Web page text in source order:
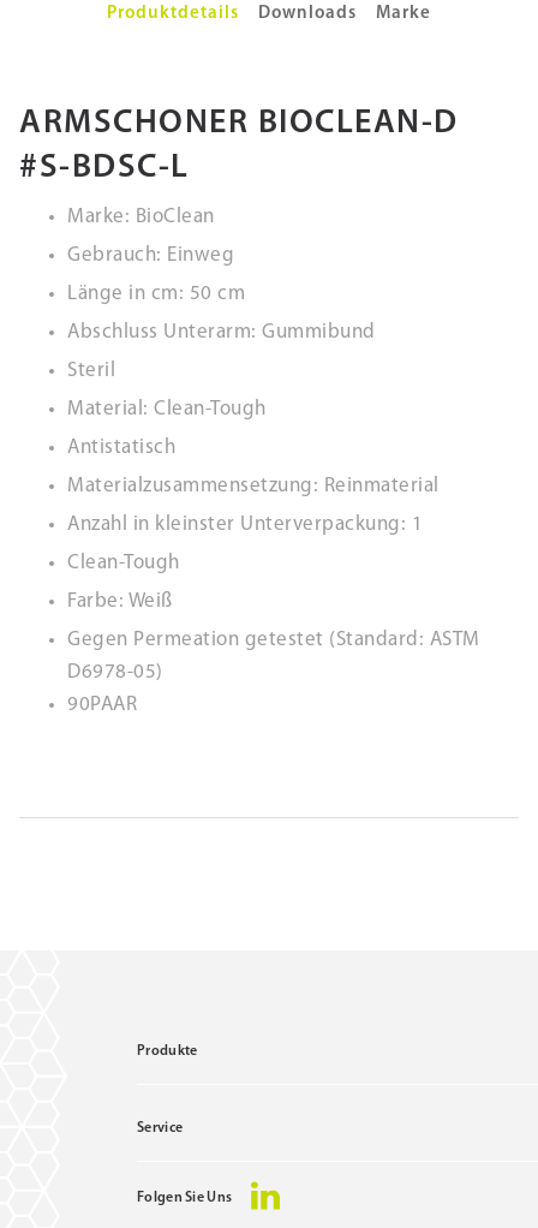
Produktdetails Downloads Marke
ARMSCHONER BIOCLEAN-D
#S-BDSC-L
Marke: BioClean
Gebrauch: Einweg
Länge in cm: 50 cm
Abschluss Unterarm: Gummibund
Steril
Material: Clean-Tough
Antistatisch
Materialzusammensetzung: Reinmaterial
Anzahl in kleinster Unterverpackung: 1
Clean-Tough
Farbe: Weiß
Gegen Permeation getestet (Standard: ASTM
D6978-05)
90PAAR
Produkte
Service
Folgen Sie Uns